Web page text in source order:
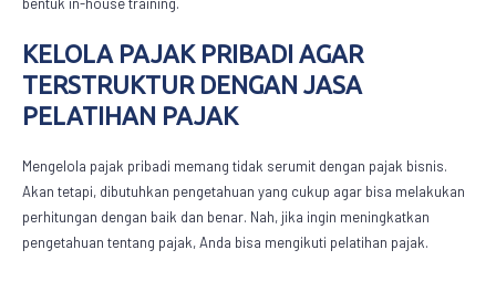
KELOLA PAJAK PRIBADI AGAR
TERSTRUKTUR DENGANJASA
PELATIHAN PAJAK
Mengelola pajak pribadi memang tidak serumit dengan pajak bisnis.
Akan tetapi, dibutuhkan pengetahuan yang cukup agar bisa melakukan
perhitungan dengan baik dan benar. Nah, jika ingin meningkatkan
pengetahuan tentang pajak, Anda bisa mengikuti pelatihan pajak.